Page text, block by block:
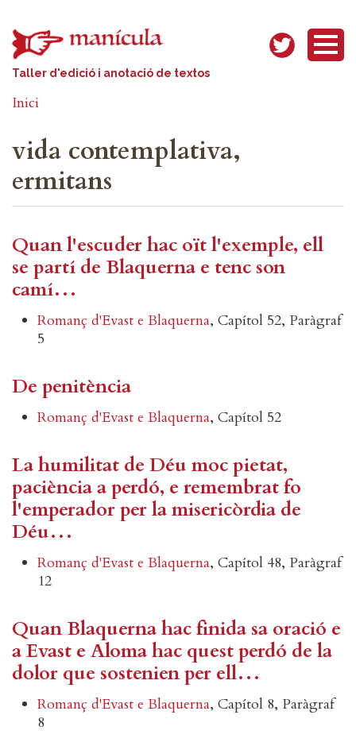
Taller d'edició i anotació de textos
Inici
vida contemplativa,
ermitans
Quan l'escuder hac oït l'exemple, ell
se partí de Blaquerna e tenc son
camí…
Romanç d'Evast e Blaquerna, Capítol 52, Paràgraf
5
De penitència
Romanç d'Evast e Blaquerna, Capítol 52
La humilitat de Déu moc pietat,
paciència a perdó, e remembrat fo
l'emperador per la misericòrdia de
Déu…
Romanç d'Evast e Blaquerna, Capítol 48, Paràgraf
12
Quan Blaquerna hac finida sa oració e
a Evast e Aloma hac quest perdó de la
dolor que sostenien per ell…
Romanç d'Evast e Blaquerna, Capítol 8, Paràgraf
8